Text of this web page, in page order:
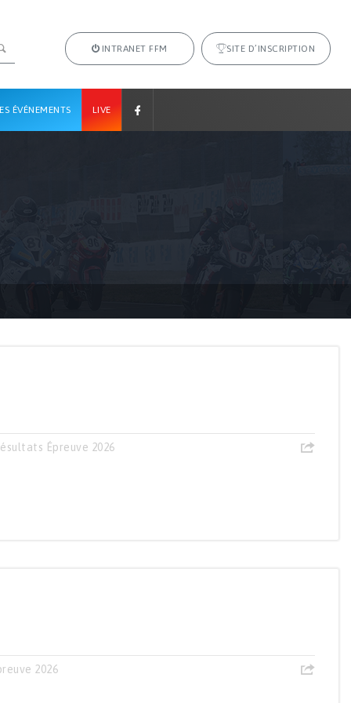
INTRANET FFM SITE D’INSCRIPTION
ÉVÉNEMENTS LIVE
Épreuve 2026
2026